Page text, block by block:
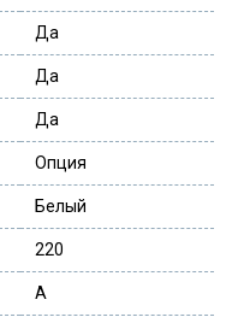
Да
Да
Да
Опция
Белый
220
A